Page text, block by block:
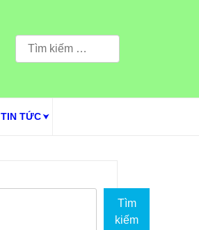
Tìm
kiếm
TIN TỨC
Tìm
kiếm